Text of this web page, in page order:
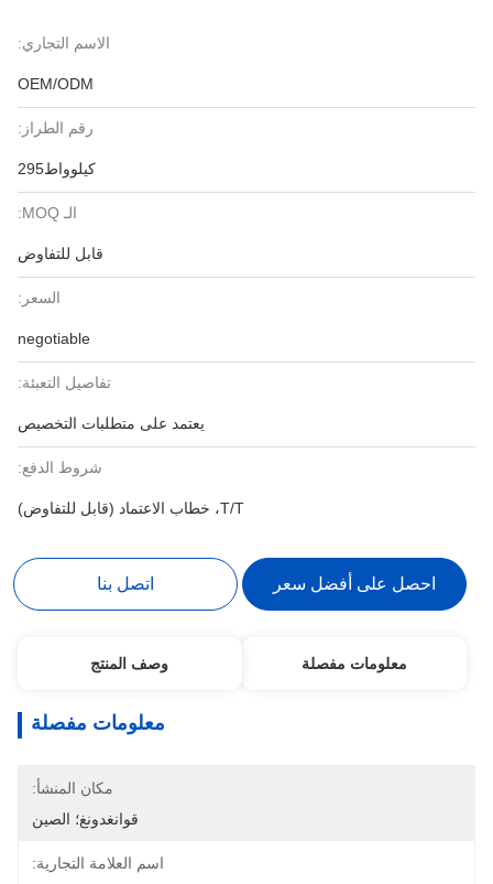
الاسم التجاري:
OEM/ODM
رقم الطراز:
كيلوواط295
الـ MOQ:
قابل للتفاوض
السعر:
negotiable
تفاصيل التعبئة:
يعتمد على متطلبات التخصيص
شروط الدفع:
T/T، خطاب الاعتماد (قابل للتفاوض)
احصل على أفضل سعر اتصل بنا
معلومات مفصلة وصف المنتج
معلومات مفصلة
مكان المنشأ:
قوانغدونغ؛ الصين
اسم العلامة التجارية: